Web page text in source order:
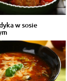
w sosie